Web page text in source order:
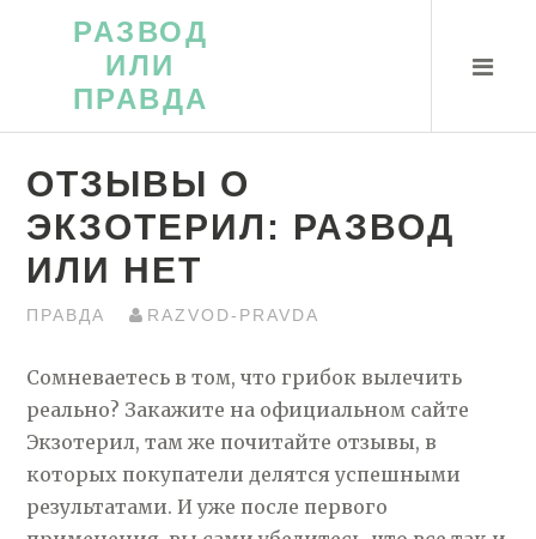
РАЗВОД
ИЛИ
ПРАВДА
ОТЗЫВЫ О
ЭКЗОТЕРИЛ: РАЗВОД
ИЛИ НЕТ
ПРАВДА RAZVOD-PRAVDA
Сомневаетесь в том, что грибок вылечить
реально? Закажите на официальном сайте
Экзотерил, там же почитайте отзывы, в
которых покупатели делятся успешными
результатами. И уже после первого